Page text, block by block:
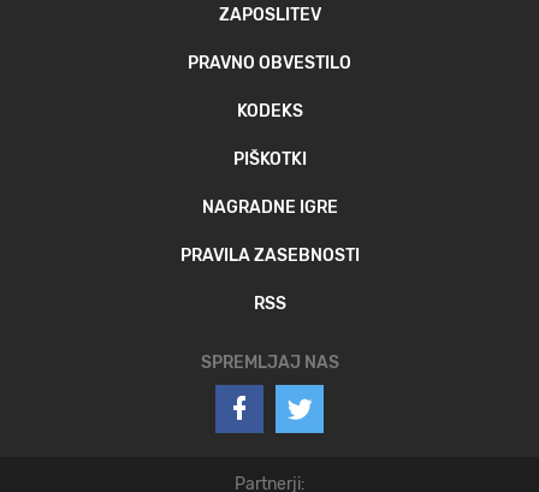
ZAPOSLITEV
PRAVNO OBVESTILO
KODEKS
PIŠKOTKI
NAGRADNE IGRE
PRAVILA ZASEBNOSTI
RSS
SPREMLJAJ NAS
Partnerji: